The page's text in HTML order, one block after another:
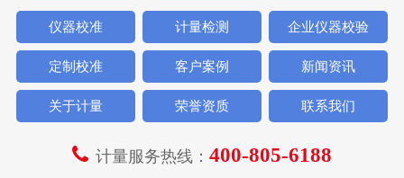
仪器校准 计量检测 企业仪器校验
定制校准 客户案例 新闻资讯
关于计量 荣誉资质 联系我们
计量服务热线： 400-805-6188